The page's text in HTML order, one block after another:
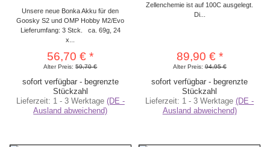
Unsere neue Bonka Akku für den
Goosky S2 und OMP Hobby M2/Evo
Lieferumfang: 3 Stck. ca. 69g, 24
x...
56,70 €*
Alter Preis:59,70 €
sofort verfügbar - begrenzte
Stückzahl
Lieferzeit: 1 - 3 Werktage (DE -
Ausland abweichend)
Zellenchemie ist auf 100C ausgelegt.
Di...
89,90 € *
Alter Preis:94,95 €
sofort verfügbar - begrenzte
Stückzahl
Lieferzeit: 1 - 3 Werktage(DE -
Ausland abweichend)